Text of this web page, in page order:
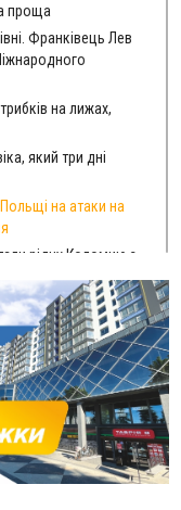
проща
Франківець Лев
на лижах,
який три дні
на атаки на
рідну Коломию з
та Яремче
хлопчика: суд
посуха - рівні
бійка, поліція